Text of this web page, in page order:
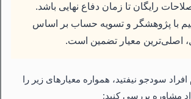
رایگان تا زمان دفاع نهایی باشد.
با پژوهشگر و تسویه حساب بر اساس
اصلی‌ترین معیار تضمین است.
افراد سودجو نیفتید، همواره معیارهای زیر را
مشاوره بررسی کنید: